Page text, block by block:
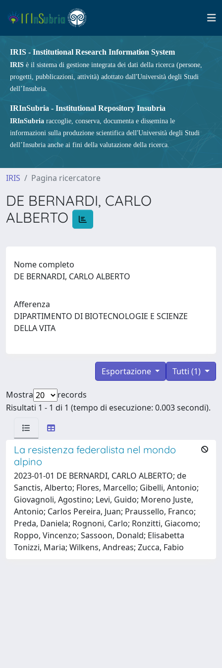
IRIS - Institutional Research Information System
IRIS è il sistema di gestione integrata dei dati della ricerca (persone,
progetti, pubblicazioni, attività) adottato dall'Università degli Studi
dell’Insubria.
IRInSubria - Institutional Repository Insubria
IRInSubria raccoglie, conserva, documenta e dissemina le
informazioni sulla produzione scientifica dell'Università degli Studi
dell’Insubria anche ai fini della valutazione della ricerca.
IRIS Pagina ricercatore
DE BERNARDI, CARLO
ALBERTO
Nome completo
DE BERNARDI, CARLO ALBERTO
Afferenza
DIPARTIMENTO DI BIOTECNOLOGIE E SCIENZE
DELLA VITA
Tutti (1)
Esportazione
Mostra
records
Risultati 1 - 1 di 1 (tempo di esecuzione: 0.003 secondi).
La resistenza federalista nel mondo
alpino
2023-01-01 DE BERNARDI, CARLO ALBERTO; de
Sanctis, Alberto; Flores, Marcello; Gibelli, Antonio;
Giovagnoli, Agostino; Levi, Guido; Moreno Juste,
Antonio; Carlos Pereira, Juan; Praussello, Franco;
Preda, Daniela; Rognoni, Carlo; Ronzitti, Giacomo;
Roppo, Vincenzo; Sassoon, Donald; Elisabetta
Tonizzi, Maria; Wilkens, Andreas; Zucca, Fabio